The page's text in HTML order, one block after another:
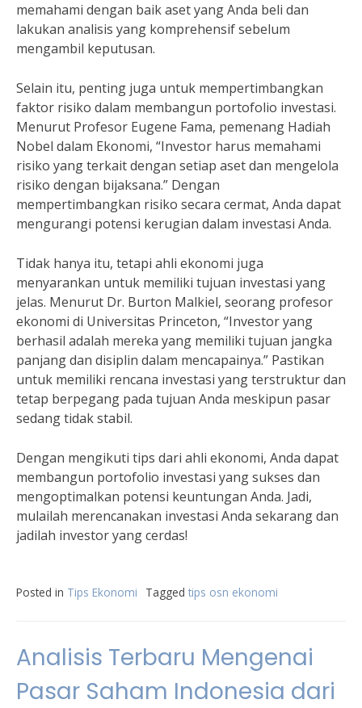
memahami dengan baik aset yang Anda beli dan
lakukan analisis yang komprehensif sebelum
mengambil keputusan.
Selain itu, penting juga untuk mempertimbangkan
faktor risiko dalam membangun portofolio investasi.
Menurut Profesor Eugene Fama, pemenang Hadiah
Nobel dalam Ekonomi, “Investor harus memahami
risiko yang terkait dengan setiap aset dan mengelola
risiko dengan bijaksana.” Dengan
mempertimbangkan risiko secara cermat, Anda dapat
mengurangi potensi kerugian dalam investasi Anda.
Tidak hanya itu, tetapi ahli ekonomi juga
menyarankan untuk memiliki tujuan investasi yang
jelas. Menurut Dr. Burton Malkiel, seorang profesor
ekonomi di Universitas Princeton, “Investor yang
berhasil adalah mereka yang memiliki tujuan jangka
panjang dan disiplin dalam mencapainya.” Pastikan
untuk memiliki rencana investasi yang terstruktur dan
tetap berpegang pada tujuan Anda meskipun pasar
sedang tidak stabil.
Dengan mengikuti tips dari ahli ekonomi, Anda dapat
membangun portofolio investasi yang sukses dan
mengoptimalkan potensi keuntungan Anda. Jadi,
mulailah merencanakan investasi Anda sekarang dan
jadilah investor yang cerdas!
Posted in Tips Ekonomi Tagged tips osn ekonomi
Analisis Terbaru Mengenai
Pasar Saham Indonesia dari